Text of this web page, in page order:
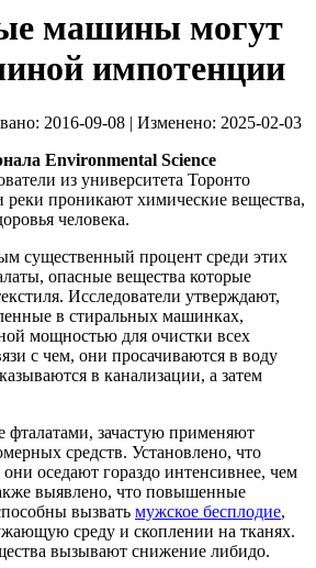
машины могут
импотенции
2016-09-08 | Изменено: 2025-02-03
Environmental Science
из университета Торонто
реки проникают химические вещества,
человека.
существенный процент среди этих
опасные вещества которые
Исследователи утверждают,
в стиральных машинках,
мощностью для очистки всех
с чем, они просачиваются в воду
в канализации, а затем
фталатами, зачастую применяют
средств. Установлено, что
оседают гораздо интенсивнее, чем
выявлено, что повышенные
вызвать мужское бесплодие,
среду и скоплении на тканях.
вызывают снижение либидо.